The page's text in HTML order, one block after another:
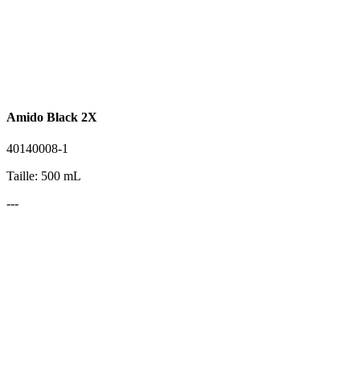
Amido Black 2X
40140008-1
Taille: 500 mL
---